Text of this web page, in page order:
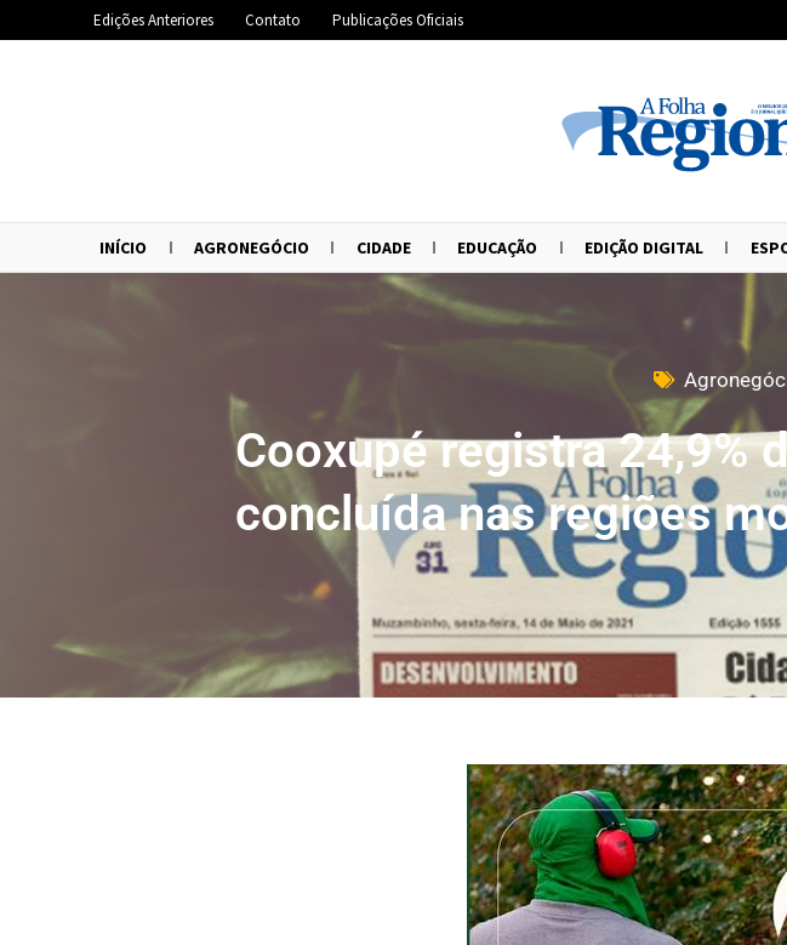
Edições Anteriores Contato Publicações Oficiais
INÍCIO AGRONEGÓCIO CIDADE EDUCAÇÃO EDIÇÃO DIGITAL
Cooxupé registra 24,9%
concluída nas regiões